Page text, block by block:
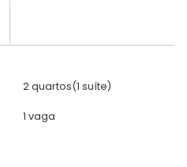
2 quartos(1 suíte)
1 vaga